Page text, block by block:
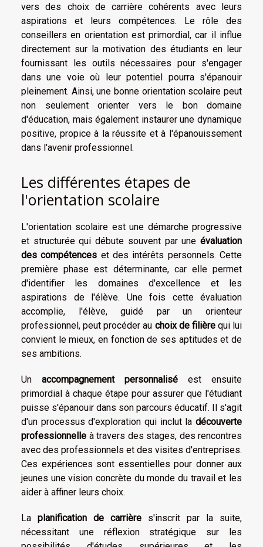
vers des choix de carrière cohérents avec leurs
aspirations et leurs compétences. Le rôle des
conseillers en orientation est primordial, car il influe
directement sur la motivation des étudiants en leur
fournissant les outils nécessaires pour s'engager
dans une voie où leur potentiel pourra s'épanouir
pleinement. Ainsi, une bonne orientation scolaire peut
non seulement orienter vers le bon domaine
d'éducation, mais également instaurer une dynamique
positive, propice à la réussite et à l'épanouissement
dans l'avenir professionnel.
Les différentes étapes de
l'orientation scolaire
L'orientation scolaire est une démarche progressive
et structurée qui débute souvent par une évaluation
des compétences et des intérêts personnels. Cette
première phase est déterminante, car elle permet
d'identifier les domaines d'excellence et les
aspirations de l'élève. Une fois cette évaluation
accomplie, l'élève, guidé par un orienteur
professionnel, peut procéder au choix de filièrequi lui
convient le mieux, en fonction de ses aptitudes et de
ses ambitions.
Un accompagnement personnalisé est ensuite
primordial à chaque étape pour assurer que l'étudiant
puisse s'épanouir dans son parcours éducatif. Il s'agit
d'un processus d'exploration qui inclut la découverte
professionnelle à travers des stages, des rencontres
avec des professionnels et des visites d'entreprises.
Ces expériences sont essentielles pour donner aux
jeunes une vision concrète du monde du travail et les
aider à affiner leurs choix.
La planification de carrière s'inscrit par la suite,
nécessitant une réflexion stratégique sur les